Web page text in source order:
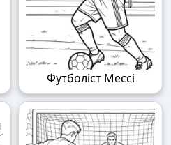
Футболіст Мессі